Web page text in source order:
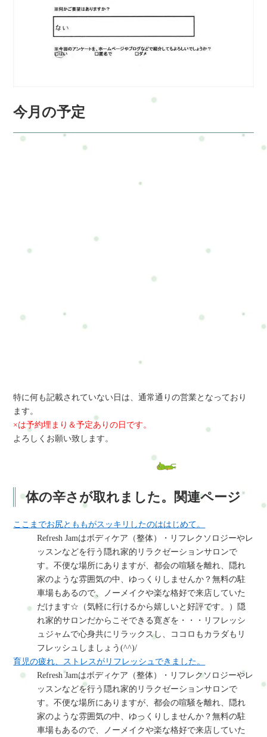
今月の予定
特に何も記載されていない日は、通常通りの営業となっており
ます。
×は予約埋まり＆予定ありの日です。
よろしくお願い致します。
体の辛さが取れました。関連ページ
ここまでお尻とももがスッキリしたのははじめて。
Refresh Jamはボディケア（整体）・リフレクソロジーやレ
ッスンなどを行う隠れ家的リラクゼーションサロンで
す。不便な場所にありますが、都会の喧騒を離れ、隠れ
家のような雰囲気の中、ゆっくりしませんか？無料の駐
車場もあるので、ノーメイクや楽な格好で来店していた
だけます☆（気軽に行けるから嬉しいと好評です。）隠
れ家的サロンだからこそできる寛ぎを・・・リフレッシ
ュジャムで心身共にリラックスし、ココロもカラダもリ
フレッシュしましょう(^^)/
育児の疲れ、ストレスがリフレッシュできました。
Refresh Jamはボディケア（整体）・リフレクソロジーやレ
ッスンなどを行う隠れ家的リラクゼーションサロンで
す。不便な場所にありますが、都会の喧騒を離れ、隠れ
家のような雰囲気の中、ゆっくりしませんか？無料の駐
車場もあるので、ノーメイクや楽な格好で来店していた